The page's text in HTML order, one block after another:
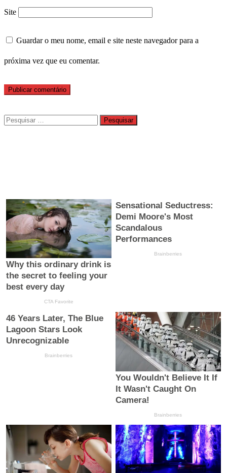
Site
Guardar o meu nome, email e site neste navegador para a
próxima vez que eu comentar.
Pesquisar
por: